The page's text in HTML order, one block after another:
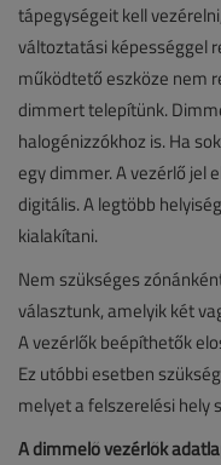
tápegységeit kell
változtatási képességgel
működtető eszköze nem
dimmert telepítünk.
halogénizzókhoz is. Ha
egy dimmer. A vezérlő jel
digitális. A legtöbb
kialakítani.
Nem szükséges
választunk, amelyik két
A vezérlők beépíthetők
Ez utóbbi esetben
melyet a felszerelési hely
A dimmelő vezérlők